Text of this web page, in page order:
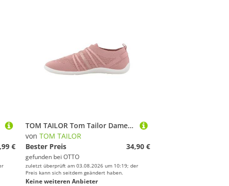
€
TOM TAILOR Tom Tailor Damen Knit-Sneaker Sneaker
von TOM TAILOR
Bester Preis
34,90 €
gefunden bei OTTO
zuletzt überprüft am 03.08.2026 um 10:19; der
Preis kann sich seitdem geändert haben.
Keine weiteren Anbieter